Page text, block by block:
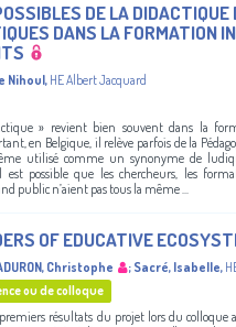
DE LA DIDACTIQUE
DANS LA FORMATION
Nihoul, HE Albert Jacquard
» revient bien souvent dans la
en Belgique, il relève parfois de la
utilisé comme un synonyme de
possible que les chercheurs, les
public n’aient pas tous la même ...
OF EDUCATIVE
Christophe ; Sacré, Isabelle,
ou de colloque
résultats du projet lors du colloque